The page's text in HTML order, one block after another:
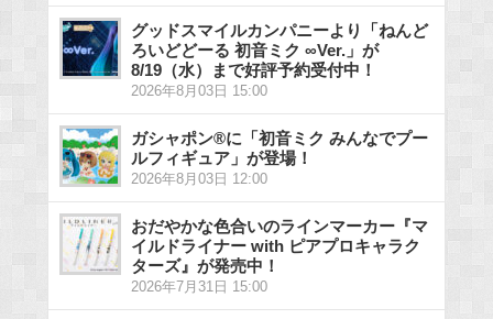
グッドスマイルカンパニーより「ねんど
ろいどどーる 初音ミク ∞Ver.」が
8/19（水）まで好評予約受付中！
2026年8月03日 15:00
ガシャポン®に「初音ミク みんなでプー
ルフィギュア」が登場！
2026年8月03日 12:00
おだやかな色合いのラインマーカー『マ
イルドライナー with ピアプロキャラク
ターズ』が発売中！
2026年7月31日 15:00